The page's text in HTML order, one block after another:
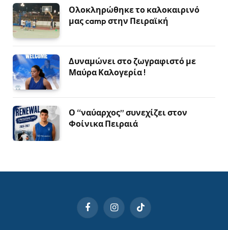
Ολοκληρώθηκε το καλοκαιρινό
μας camp στην Πειραϊκή
Δυναμώνει στο ζωγραφιστό με
Μαύρα Καλογερία !
Ο “ναύαρχος” συνεχίζει στον
Φοίνικα Πειραιά
FacebookInstagramTikTok